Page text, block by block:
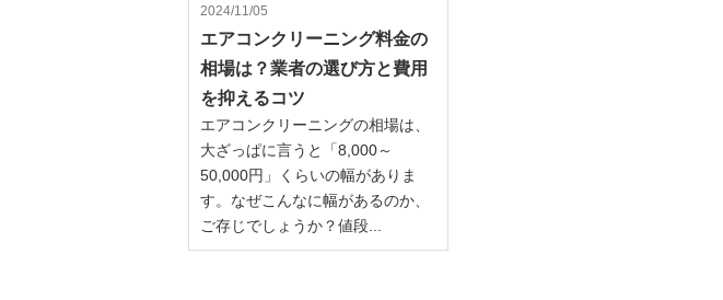
2024/11/05
エアコンクリーニング料金の
相場は？業者の選び方と費用
を抑えるコツ
エアコンクリーニングの相場は、
大ざっぱに言うと「8,000～
50,000円」くらいの幅がありま
す。なぜこんなに幅があるのか、
ご存じでしょうか？値段...